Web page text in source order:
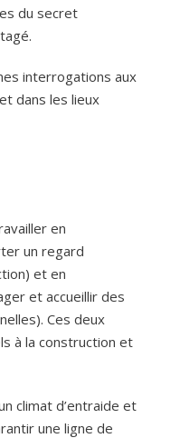
du secret
interrogations aux
dans les lieux
en
un regard
et en
et accueillir des
Ces deux
à la construction et
climat d’entraide et
une ligne de